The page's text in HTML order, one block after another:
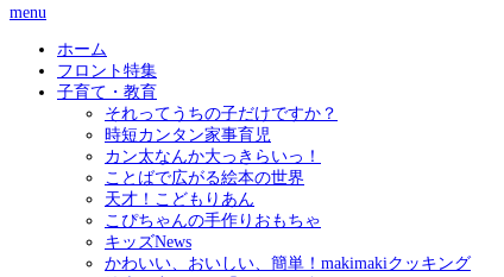
menu
ホーム
フロント特集
子育て・教育
それってうちの子だけですか？
時短カンタン家事育児
カン太なんか大っきらいっ！
ことばで広がる絵本の世界
天才！こどもりあん
こぴちゃんの手作りおもちゃ
キッズNews
かわいい、おいしい、簡単！makimakiクッキング